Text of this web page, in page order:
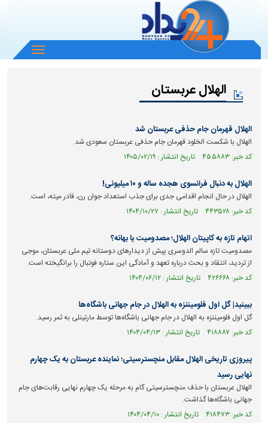
باز
و
الهلال عربستان
الهلال قهرمان جام حذفی عربستان شد
الهلال با شکست الخلود قهرمان جام حذفی عربستان سعودی شد.
کد خبر: ۴۵۵۸۸۳ تاریخ انتشار : ۱۴۰۵/۰۲/۱۹
الهلال به دنبال فرانسوی هجده ساله و ۱۰ میلیونی!
الهلال در حال انجام اقدامی جدی برای جذب استعداد جوان رن، قادر میته، است.
کد خبر: ۴۴۳۵۲۸ تاریخ انتشار : ۱۴۰۴/۱۰/۲۷
اتهام تازه به کاپیتان الهلال؛ مصدومیت یا بهانه؟
مصدومیت تازه سالم الدوسری پیش از دیدار‌های دوستانه تیم ملی عربستان، موجی
از تردید، انتقاد و بحث درباره تعهد و آمادگی این ستاره فوتبال را برانگیخته است.
کد خبر: ۴۲۶۶۶۸ تاریخ انتشار : ۱۴۰۴/۰۶/۱۲
ببینید| گل اول فلومیننزه به الهلال در جام جهانی باشگاه‌ها
گل اول فلومیننزه به الهلال در جام جهانی باشگاه‌ها توسط مارتینلی به ثمر رسید.
کد خبر: ۴۱۸۸۸۷ تاریخ انتشار : ۱۴۰۴/۰۴/۱۳
پیروزی تاریخی الهلال مقابل منچسترسیتی؛ نماینده عربستان به یک چهارم
نهایی رسید
الهلال عربستان با حذف منچسترسیتی گام به مرحله یک چهارم نهایی رقابت‌های جام
جهانی باشگاه‌ها گذاشت.
کد خبر: ۴۱۸۴۷۳ تاریخ انتشار : ۱۴۰۴/۰۴/۱۰